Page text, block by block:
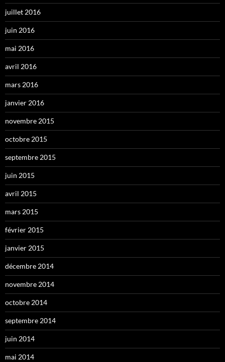
juillet 2016
juin 2016
mai 2016
avril 2016
mars 2016
janvier 2016
novembre 2015
octobre 2015
septembre 2015
juin 2015
avril 2015
mars 2015
février 2015
janvier 2015
décembre 2014
novembre 2014
octobre 2014
septembre 2014
juin 2014
mai 2014